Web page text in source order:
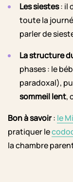
Les siestes: il
toute la
parler de
La structure
phases : le
paradoxal),
sommeil lent,
Bon à savoir: le
pratiquer le
la chambre